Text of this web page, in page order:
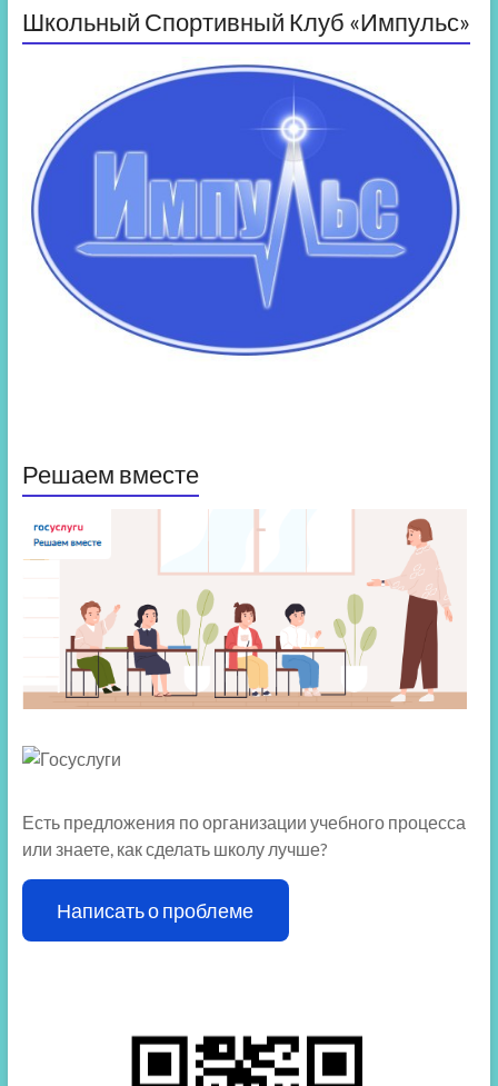
Школьный Спортивный Клуб «Импульс»
Решаем вместе
Есть предложения по организации учебного процесса
или знаете, как сделать школу лучше?
Написать о проблеме